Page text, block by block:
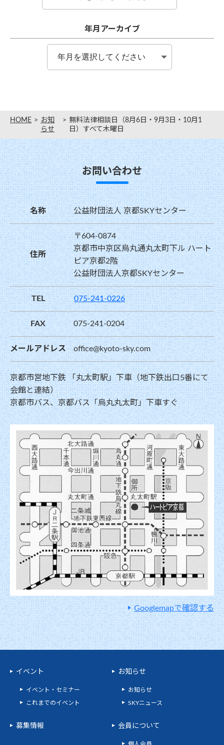
年月アーカイブ
HOME
お知
らせ
無料法律相談日（8月6日・9月3日・10月1
日）すべて木曜日
お問い合わせ
名称 公益財団法人 京都SKYセンター
住所
〒604-0874
京都市中京区烏丸通丸太町下ル ハート
ピア京都2階
公益財団法人京都SKYセンター
TEL 075-241-0226
FAX 075-241-0204
メールアドレス office@kyoto-sky.com
京都市営地下鉄 「丸太町駅」下車（地下鉄出口5番にて
会館と連結）
京都市バス、京都バス「烏丸丸太町」下車すぐ
Googlemapで確認する
イベント
イベント・セミナー
これまでのイベント
募集情報
お知らせ
お知らせ
SKYニュース
会員について